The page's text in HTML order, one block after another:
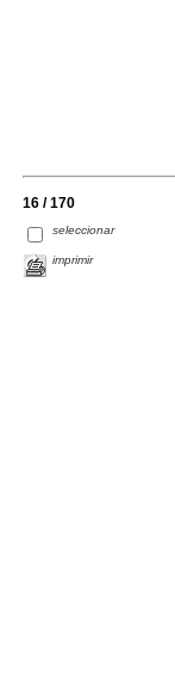
16 / 170
seleccionar
imprimir